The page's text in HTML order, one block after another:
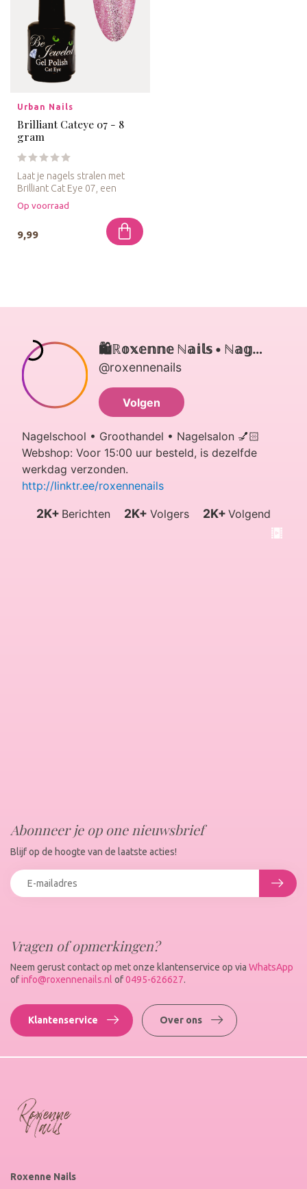
Urban Nails
Brilliant Cateye 07 - 8
gram
Laat je nagels stralen met
Brilliant Cat Eye 07, een
betoverende lichtroze
gelpo...
Op voorraad
9,99
Vragen of opmerkingen?
Neem gerust contact op met onze klantenservice op via WhatsApp
ofinfo@roxennenails.nl of0495-626627.
Klantenservice Over ons
Abonneer je op one nieuwsbrief
Blijf op de hoogte van de laatste acties!
Roxenne Nails